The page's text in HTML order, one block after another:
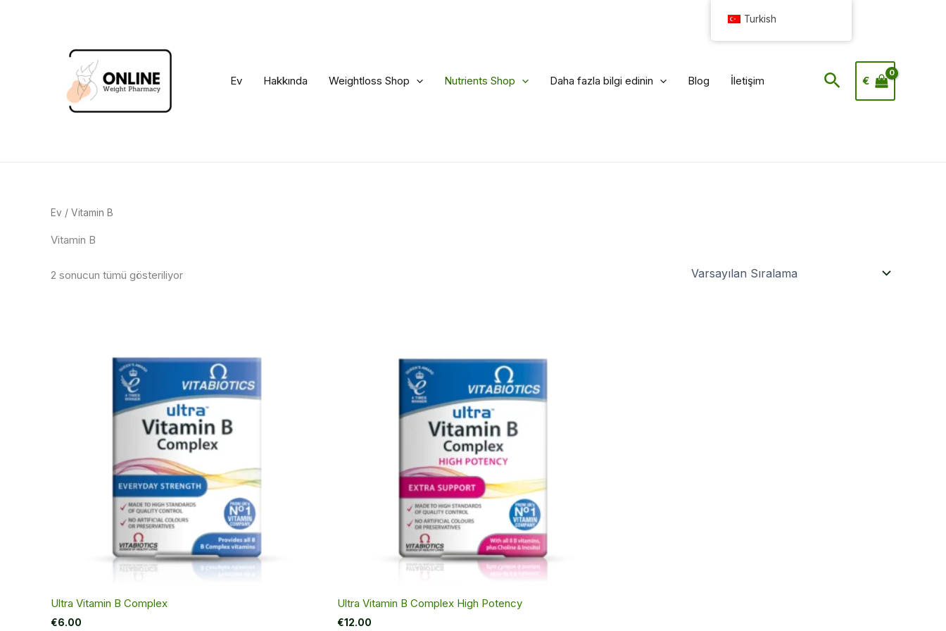
Ev Hakkında Weightloss Shop Nutrients Shop Daha fazla bilgi edinin Blog İletişim Arama
€
Ev / Vitamin B
Vitamin B
2 sonucun tümü gösteriliyor
Ultra Vitamin B Complex
€6.00
Ultra Vitamin B Complex High Potency
€12.00
Turkish